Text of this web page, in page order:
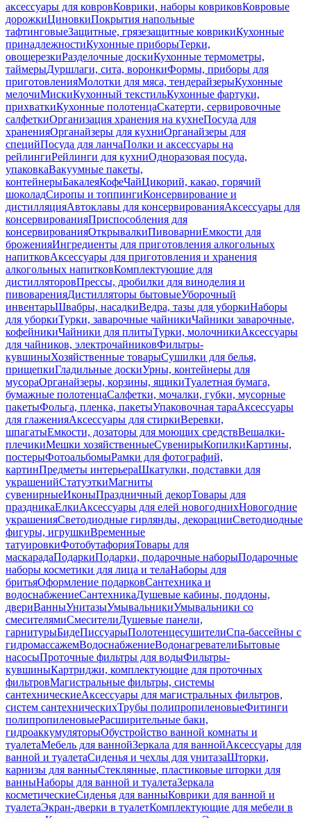
аксессуары для ковровКоврики, наборы ковриковКовровые
дорожкиЦиновкиПокрытия напольные
тафтинговыеЗащитные, грязезащитные коврикиКухонные
принадлежностиКухонные приборыТерки,
овощерезкиРазделочные доскиКухонные термометры,
таймерыДуршлаги, сита, воронкиФормы, приборы для
приготовленияМолотки для мяса, тендерайзерыКухонные
мелочиМискиКухонный текстильКухонные фартуки,
прихваткиКухонные полотенцаСкатерти, сервировочные
салфеткиОрганизация хранения на кухнеПосуда для
храненияОрганайзеры для кухниОрганайзеры для
специйПосуда для ланчаПолки и аксессуары на
рейлингиРейлинги для кухниОдноразовая посуда,
упаковкаВакуумные пакеты,
контейнерыБакалеяКофеЧайЦикорий, какао, горячий
шоколадСиропы и топпингиКонсервирование и
дистилляцияАвтоклавы для консервированияАксессуары для
консервированияПриспособления для
консервированияОткрывалкиПивоварниЕмкости для
броженияИнгредиенты для приготовления алкогольных
напитковАксессуары для приготовления и хранения
алкогольных напитковКомплектующие для
дистилляторовПрессы, дробилки для виноделия и
пивоваренияДистилляторы бытовыеУборочный
инвентарьШвабры, насадкиВедра, тазы для уборкиНаборы
для уборкиТурки, заварочные чайникиЧайники заварочные,
кофейникиЧайники для плитыТурки, молочникиАксессуары
для чайников, электрочайниковФильтры-
кувшиныХозяйственные товарыСушилки для белья,
прищепкиГладильные доскиУрны, контейнеры для
мусораОрганайзеры, корзины, ящикиТуалетная бумага,
бумажные полотенцаСалфетки, мочалки, губки, мусорные
пакетыФольга, пленка, пакетыУпаковочная тараАксессуары
для глаженияАксессуары для стиркиВеревки,
шпагатыЕмкости, дозаторы для моющих средствВешалки-
плечикиМешки хозяйственныеСувенирыКопилкиКартины,
постерыФотоальбомыРамки для фотографий,
картинПредметы интерьераШкатулки, подставки для
украшенийСтатуэткиМагниты
сувенирныеИконыПраздничный декорТовары для
праздникаЕлкиАксессуары для елей новогоднихНовогодние
украшенияСветодиодные гирлянды, декорацииСветодиодные
фигуры, игрушкиВременные
татуировкиФотобутафорияТовары для
маскарадаПодаркиПодарки, подарочные наборыПодарочные
наборы косметики для лица и телаНаборы для
бритьяОформление подарковСантехника и
водоснабжениеСантехникаДушевые кабины, поддоны,
двериВанныУнитазыУмывальникиУмывальники со
смесителямиСмесителиДушевые панели,
гарнитурыБидеПиссуарыПолотенцесушителиСпа-бассейны с
гидромассажемВодоснабжениеВодонагревателиБытовые
насосыПроточные фильтры для водыФильтры-
кувшиныКартриджи, комплектующие для проточных
фильтровМагистральные фильтры, системы
сантехническиеАксессуары для магистральных фильтров,
систем сантехническихТрубы полипропиленовыеФитинги
полипропиленовыеРасширительные баки,
гидроаккумуляторыОбустройство ванной комнаты и
туалетаМебель для ваннойЗеркала для ваннойАксессуары для
ванной и туалетаСиденья и чехлы для унитазаШторки,
карнизы для ванныСтеклянные, пластиковые шторки для
ванныНаборы для ванной и туалетаЗеркала
косметическиеСиденья для ванныКоврики для ванной и
туалетаЭкран-дверки в туалетКомплектующие для мебели в